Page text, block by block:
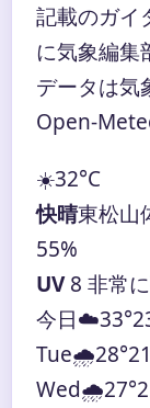
記載のガイ
に気象編集
データは気
Open-
☀️32°C
快晴東松山
55%
UV8 非常
今日☁️33°
Tue🌧️28°
Wed🌧️27°